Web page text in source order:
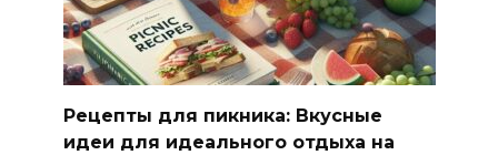
Рецепты для пикника: Вкусные
идеи для идеального отдыха на